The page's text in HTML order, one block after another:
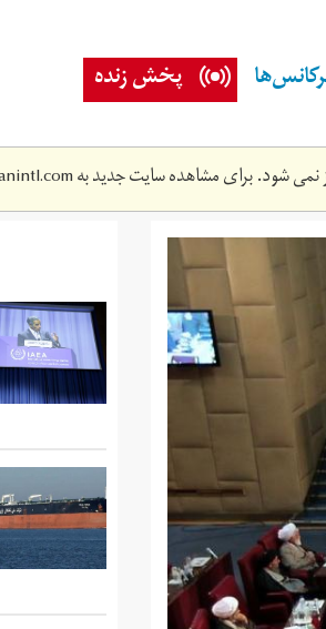
پخش زنده
نمی شود. برای مشاهده سایت جدید به